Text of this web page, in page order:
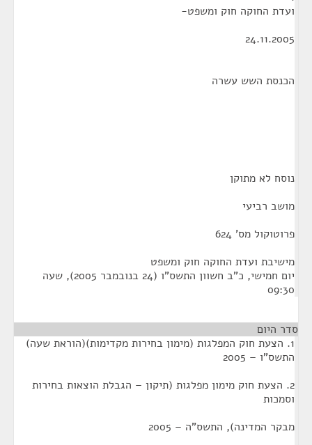
ועדת החוקה חוק ומשפט-
24.11.2005
הכנסת השש עשרה
נוסח לא מתוקן
מושב רביעי
פרוטוקול מס' 624
מישיבת ועדת החוקה חוק ומשפט
יום חמישי, כ"ב חשוון התשס"ו (24 בנובמבר 2005), שעה
09:30
סדר היום
1. הצעת חוק המפלגות (מימון בחירות מקדימות)(הוראת שעה)
התשס"ו – 2005
2. הצעת חוק מימון מפלגות (תיקון – הגבלת הוצאות בחירות
וסמכות
מבקר המדינה), התשס"ה – 2005